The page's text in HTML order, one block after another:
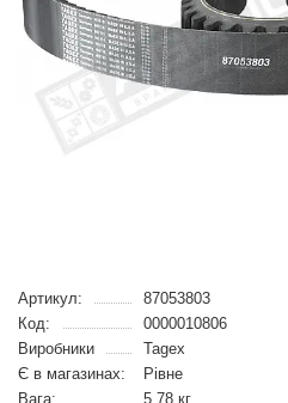
Артикул:
87053803
Код:
0000010806
Виробники
Tagex
Є в магазинах:
Рівне
Вага:
5.78 кг